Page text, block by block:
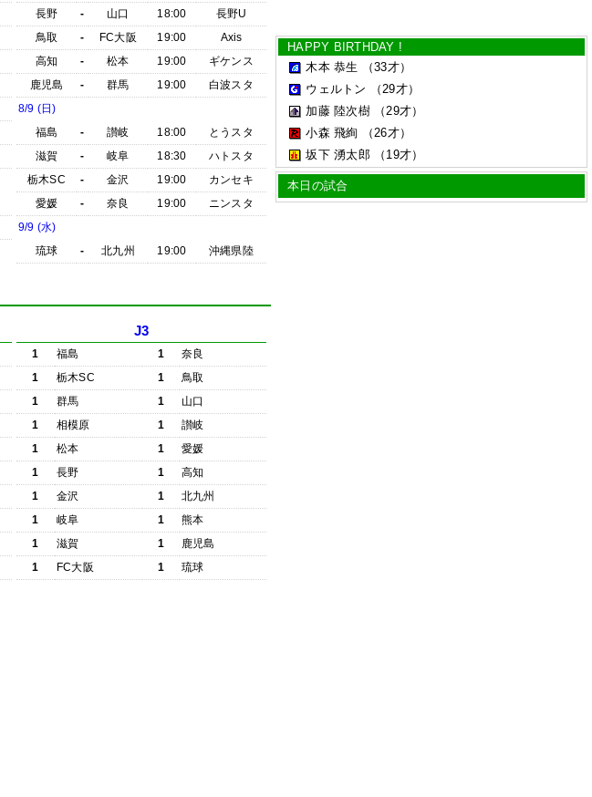
長野
- 山口 18:00
長野U
鳥取
- FC大阪 19:00
Axis
高知
- 松本 19:00
ギケンス
鹿児島
- 群馬 19:00
白波スタ
8/9 (日)
福島
- 讃岐 18:00
とうスタ
滋賀
- 岐阜 18:30
ハトスタ
栃木SC
- 金沢 19:00
カンセキ
愛媛
- 奈良 19:00
ニンスタ
9/9 (水)
琉球
- 北九州 19:00 沖縄県陸
J3
1 福島 1
奈良
1
栃木SC 1
鳥取
1
群馬 1
山口
1
相模原 1
讃岐
1
松本 1
愛媛
1
長野 1
高知
1
金沢 1
北九州
1
岐阜 1
熊本
1
滋賀 1
鹿児島
1
FC大阪 1 琉球
HAPPY BIRTHDAY !
木本 恭生
（33才）
ウェルトン
（29才）
加藤 陸次樹
（29才）
小森 飛絢
（26才）
坂下 湧太郎
（19才）
本日の試合